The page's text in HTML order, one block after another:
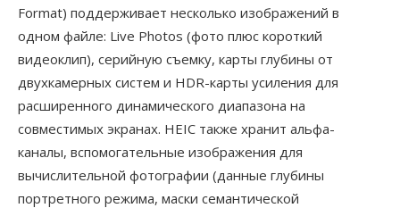
Format) поддерживает несколько изображений в
одном файле: Live Photos (фото плюс короткий
видеоклип), серийную съемку, карты глубины от
двухкамерных систем и HDR-карты усиления для
расширенного динамического диапазона на
совместимых экранах. HEIC также хранит альфа-
каналы, вспомогательные изображения для
вычислительной фотографии (данные глубины
портретного режима, маски семантической